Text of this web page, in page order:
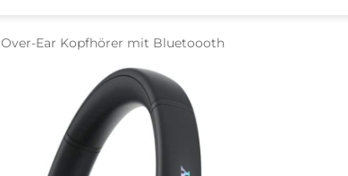
Over-Ear Kopfhörer mit Bluetoooth